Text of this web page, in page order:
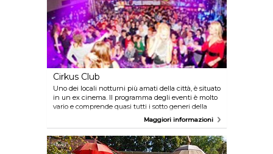
Cirkus Club
Uno dei locali notturni più amati della città, è situato
in un ex cinema. Il programma degli eventi è molto
vario e comprende quasi tutti i sotto generi della
musica elettronica. In alcune occasioni il Cirkus
ospita i più famosi DJ del mondo e organizza serate
con musica disco e concerti dal vivo.
Maggiori informazioni